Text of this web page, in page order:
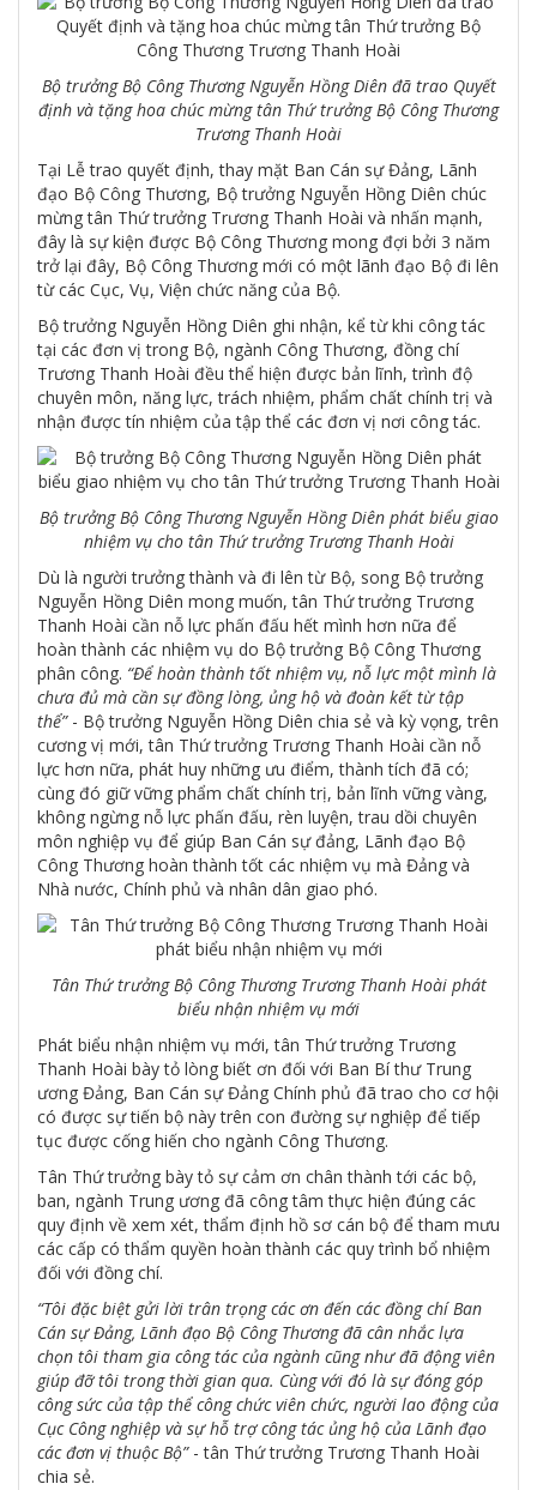
Bộ trưởng Bộ Công Thương Nguyễn Hồng Diên đã trao Quyết
định và tặng hoa chúc mừng tân Thứ trưởng Bộ Công Thương
Trương Thanh Hoài
Tại Lễ trao quyết định, thay mặt Ban Cán sự Đảng, Lãnh
đạo Bộ Công Thương, Bộ trưởng Nguyễn Hồng Diên chúc
mừng tân Thứ trưởng Trương Thanh Hoài và nhấn mạnh,
đây là sự kiện được Bộ Công Thương mong đợi bởi 3 năm
trở lại đây, Bộ Công Thương mới có một lãnh đạo Bộ đi lên
từ các Cục, Vụ, Viện chức năng của Bộ.
Bộ trưởng Nguyễn Hồng Diên ghi nhận, kể từ khi công tác
tại các đơn vị trong Bộ, ngành Công Thương, đồng chí
Trương Thanh Hoài đều thể hiện được bản lĩnh, trình độ
chuyên môn, năng lực, trách nhiệm, phẩm chất chính trị và
nhận được tín nhiệm của tập thể các đơn vị nơi công tác.
Bộ trưởng Bộ Công Thương Nguyễn Hồng Diên phát biểu giao
nhiệm vụ cho tân Thứ trưởng Trương Thanh Hoài
Dù là người trưởng thành và đi lên từ Bộ, song Bộ trưởng
Nguyễn Hồng Diên mong muốn, tân Thứ trưởng Trương
Thanh Hoài cần nỗ lực phấn đấu hết mình hơn nữa để
hoàn thành các nhiệm vụ do Bộ trưởng Bộ Công Thương
phân công. “Để hoàn thành tốt nhiệm vụ, nỗ lực một mình là
chưa đủ mà cần sự đồng lòng, ủng hộ và đoàn kết từ tập
thể”- Bộ trưởng Nguyễn Hồng Diên chia sẻ và kỳ vọng, trên
cương vị mới, tân Thứ trưởng Trương Thanh Hoài cần nỗ
lực hơn nữa, phát huy những ưu điểm, thành tích đã có;
cùng đó giữ vững phẩm chất chính trị, bản lĩnh vững vàng,
không ngừng nỗ lực phấn đấu, rèn luyện, trau dồi chuyên
môn nghiệp vụ để giúp Ban Cán sự đảng, Lãnh đạo Bộ
Công Thương hoàn thành tốt các nhiệm vụ mà Đảng và
Nhà nước, Chính phủ và nhân dân giao phó.
Tân Thứ trưởng Bộ Công Thương Trương Thanh Hoài phát
biểu nhận nhiệm vụ mới
Phát biểu nhận nhiệm vụ mới, tân Thứ trưởng Trương
Thanh Hoài bày tỏ lòng biết ơn đối với Ban Bí thư Trung
ương Đảng, Ban Cán sự Đảng Chính phủ đã trao cho cơ hội
có được sự tiến bộ này trên con đường sự nghiệp để tiếp
tục được cống hiến cho ngành Công Thương.
Tân Thứ trưởng bày tỏ sự cảm ơn chân thành tới các bộ,
ban, ngành Trung ương đã công tâm thực hiện đúng các
quy định về xem xét, thẩm định hồ sơ cán bộ để tham mưu
các cấp có thẩm quyền hoàn thành các quy trình bổ nhiệm
đối với đồng chí.
“Tôi đặc biệt gửi lời trân trọng các ơn đến các đồng chí Ban
Cán sự Đảng, Lãnh đạo Bộ Công Thương đã cân nhắc lựa
chọn tôi tham gia công tác của ngành cũng như đã động viên
giúp đỡ tôi trong thời gian qua. Cùng với đó là sự đóng góp
công sức của tập thể công chức viên chức, người lao động của
Cục Công nghiệp và sự hỗ trợ công tác ủng hộ của Lãnh đạo
các đơn vị thuộc Bộ” - tân Thứ trưởng Trương Thanh Hoài
chia sẻ.